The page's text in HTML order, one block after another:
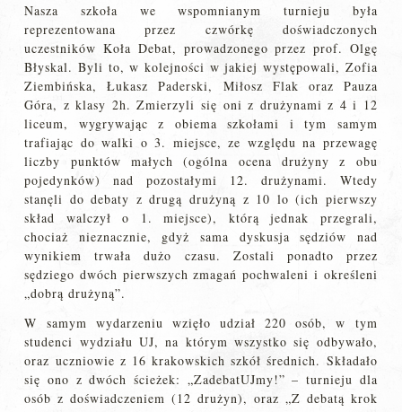
Nasza szkoła we wspomnianym turnieju była
reprezentowana przez czwórkę doświadczonych
uczestników Koła Debat, prowadzonego przez prof. Olgę
Błyskal. Byli to, w kolejności w jakiej występowali, Zofia
Ziembińska, Łukasz Paderski, Miłosz Flak oraz Pauza
Góra, z klasy 2h. Zmierzyli się oni z drużynami z 4 i 12
liceum, wygrywając z obiema szkołami i tym samym
trafiając do walki o 3. miejsce, ze względu na przewagę
liczby punktów małych (ogólna ocena drużyny z obu
pojedynków) nad pozostałymi 12. drużynami. Wtedy
stanęli do debaty z drugą drużyną z 10 lo (ich pierwszy
skład walczył o 1. miejsce), którą jednak przegrali,
chociaż nieznacznie, gdyż sama dyskusja sędziów nad
wynikiem trwała dużo czasu. Zostali ponadto przez
sędziego dwóch pierwszych zmagań pochwaleni i określeni
„dobrą drużyną”.
W samym wydarzeniu wzięło udział 220 osób, w tym
studenci wydziału UJ, na którym wszystko się odbywało,
oraz uczniowie z 16 krakowskich szkół średnich. Składało
się ono z dwóch ścieżek: „ZadebatUJmy!” – turnieju dla
osób z doświadczeniem (12 drużyn), oraz „Z debatą krok